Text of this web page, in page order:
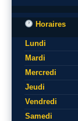
Horaires
Lundi
Mardi
Mercredi
Jeudi
Vendredi
Samedi